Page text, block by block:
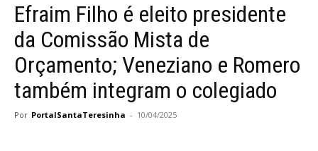
Efraim Filho é eleito presidente
da Comissão Mista de
Orçamento; Veneziano e Romero
também integram o colegiado
Por PortalSantaTeresinha - 10/04/2025